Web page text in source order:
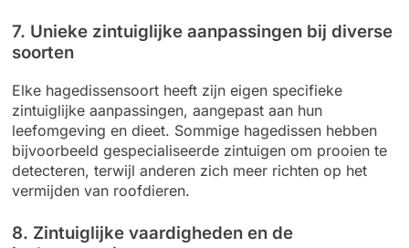
7. Unieke zintuiglijke aanpassingen bij diverse
soorten
Elke hagedissensoort heeft zijn eigen specifieke
zintuiglijke aanpassingen, aangepast aan hun
leefomgeving en dieet. Sommige hagedissen hebben
bijvoorbeeld gespecialiseerde zintuigen om prooien te
detecteren, terwijl anderen zich meer richten op het
vermijden van roofdieren.
8. Zintuiglijke vaardigheden en de